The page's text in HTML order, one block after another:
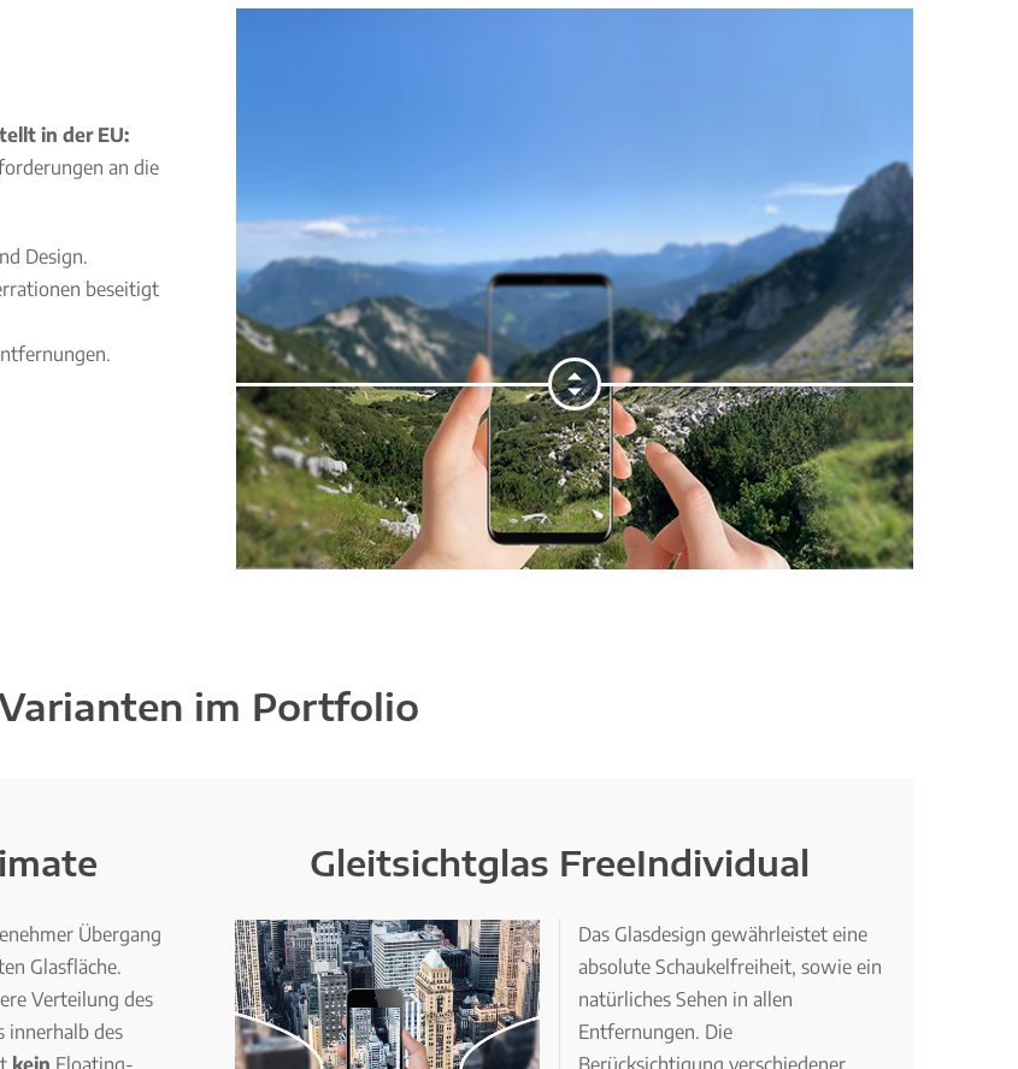
in der EU:
an die
Design.
beseitigt
im Portfolio
Übergang
Glasfläche.
Verteilung des
innerhalb des
kein Floating-
Gleitsichtglas FreeIndividual
Das Glasdesign gewährleistet eine
absolute Schaukelfreiheit, sowie ein
natürliches Sehen in allen
Entfernungen. Die
Berücksichtigung verschiedener